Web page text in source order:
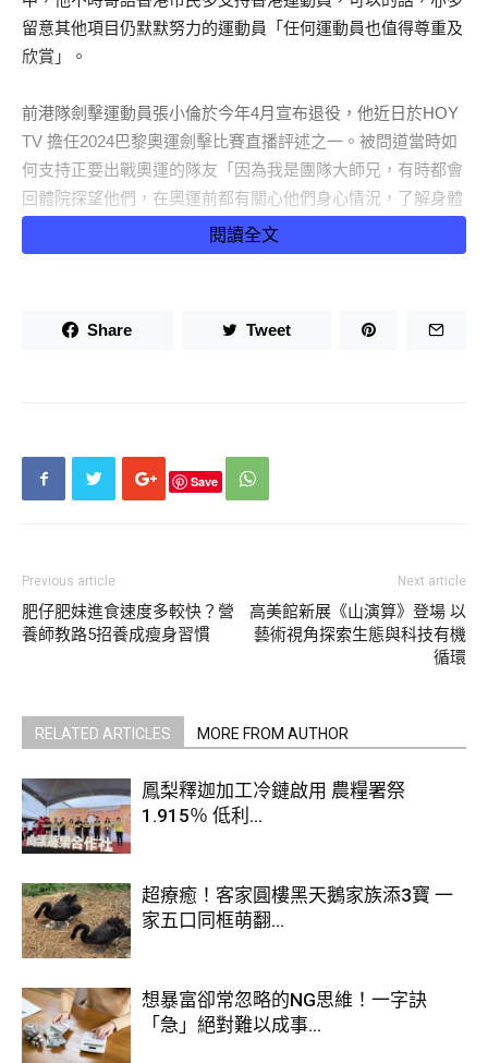
留意其他項目仍默默努力的運動員「任何運動員也值得尊重及
欣賞」。
前港隊劍擊運動員張小倫於今年4月宣布退役，他近日於HOY
TV 擔任2024巴黎奧運劍擊比賽直播評述之一。被問道當時如
何支持正要出戰奧運的隊友「因為我是團隊大師兄，有時都會
回體院探望他們，在奧運前都有關心他們身心情況，了解身體
狀態及備戰情況，以行動來鼓勵及支持他們」張小倫說。
息以及精彩旁述，他表示多時收到觀眾正面及樂觀回應，就此
動員，除了踏上奧運頒獎台的，更能得知其他運動員背後的故
事」。
閱讀全文
Share Tweet
Save
Previous article
肥仔肥妹進食速度多較快？營
養師教路5招養成瘦身習慣
Next article
高美館新展《山演算》登場 以
藝術視角探索生態與科技有機
循環
RELATED ARTICLES MORE FROM AUTHOR
鳳梨釋迦加工冷鏈啟用 農糧署祭
1.915％ 低利...
超療癒！客家圓樓黑天鵝家族添3寶 一
家五口同框萌翻...
想暴富卻常忽略的NG思維！一字訣
「急」絕對難以成事...